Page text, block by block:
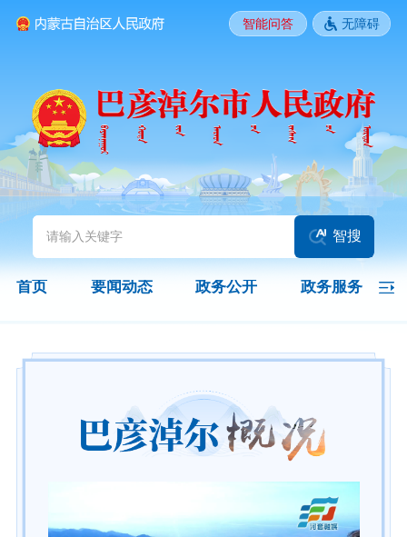
头条 国务院信息 自治区信息
政务动态 旗县区动态
图片新闻
政务公开
依申请公开
智能问答 无障碍
智搜
首页 要闻动态 政务公开 政务服务